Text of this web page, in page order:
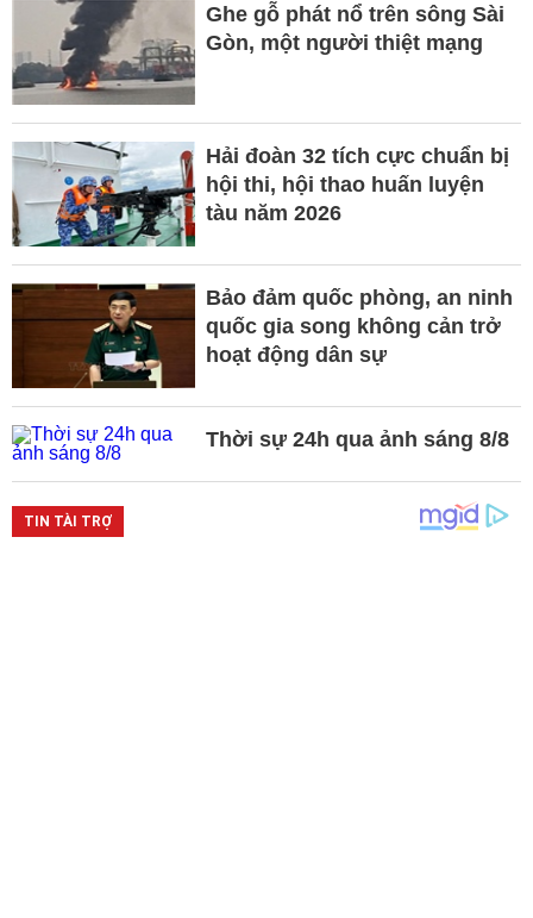
Ghe gỗ phát nổ trên sông Sài
Gòn, một người thiệt mạng
Hải đoàn 32 tích cực chuẩn bị
hội thi, hội thao huấn luyện
tàu năm 2026
Bảo đảm quốc phòng, an ninh
quốc gia song không cản trở
hoạt động dân sự
Thời sự 24h qua ảnh sáng 8/8